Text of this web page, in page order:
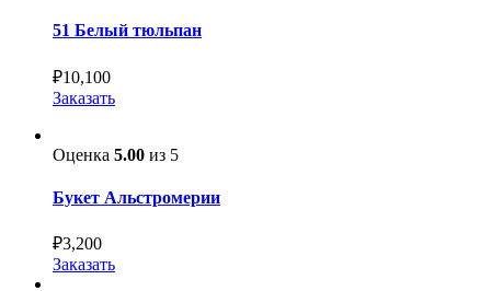
51 Белый тюльпан
₽10,100
Заказать
Оценка 5.00 из 5
Букет Альстромерии
₽3,200
Заказать